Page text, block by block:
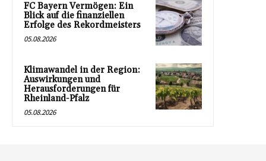
FC Bayern Vermögen: Ein
Blick auf die finanziellen
Erfolge des Rekordmeisters
05.08.2026
Klimawandel in der Region:
Auswirkungen und
Herausforderungen für
Rheinland-Pfalz
05.08.2026